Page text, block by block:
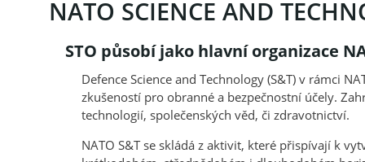
NATO SCIENCE AND
STO působí jako hlavní organizace
Defence Science and Technology (S&T) v rámci
zkušeností pro obranné a bezpečnostní účely.
technologií, společenských věd, či zdravotnictví.
NATO S&T se skládá z aktivit, které přispívají k